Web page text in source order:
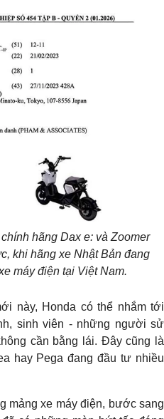
hãng Dax e: và Zoomer
khi hãng xe Nhật Bản đang
máy điện tại Việt Nam.
này, Honda có thể nhắm tới
sinh viên - những người sử
cần bằng lái. Đây cũng là
hay Pega đang đầu tư nhiều
mảng xe máy điện, bước sang